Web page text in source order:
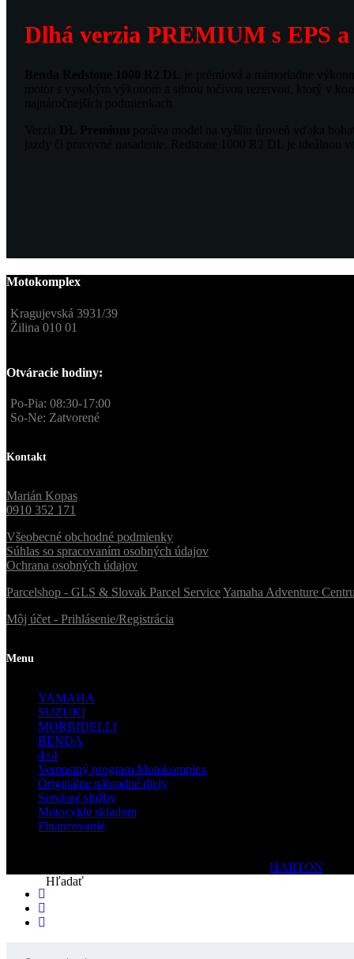
Dlhá verzia PREMIUM s EPS
Motokomplex
Kragujevská 3931/39
Žilina 010 01
Otváracie hodiny:
Po-Pia: 08:30-17:00
So-Ne: Zatvorené
Kontakt
Marián Kopas
0910 352 171
Všeobecné obchodné podmienky
Súhlas so spracovaním osobných údajov
Ochrana osobných údajov
Parcelshop - GLS & Slovak Parcel ServiceYamaha Adventure
Môj účet - Prihlásenie/Registrácia
Menu
YAMAHA
SUZUKI
MORBIDELLI
BENDA
4×4
Vernostný program Motokomplex
Originálne náhradné diely
Servisné služby
Motocykle skladom
Financovanie
HARTON
Hľadať